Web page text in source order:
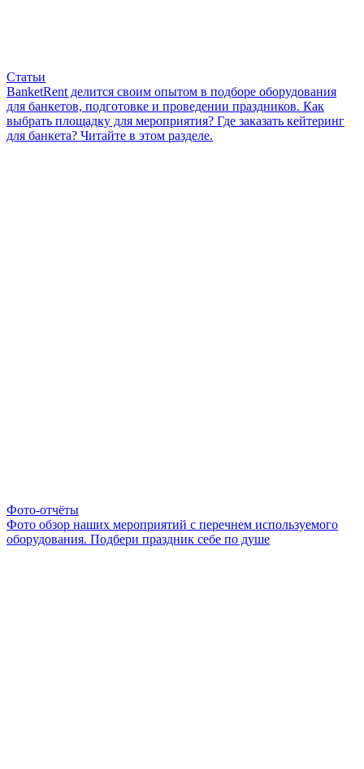
Статьи
BanketRent делится своим опытом в подборе оборудования
для банкетов, подготовке и проведении праздников. Как
выбрать площадку для мероприятия? Где заказать кейтеринг
для банкета? Читайте в этом разделе.
Фото-отчёты
Фото обзор наших мероприятий с перечнем используемого
оборудования. Подбери праздник себе по душе